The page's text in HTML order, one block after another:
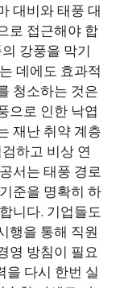
대비와 태풍 대
로 접근해야 합
강풍을 막기
데에도 효과적
청소하는 것은
으로 인한 낙엽
재난 취약 계층
하고 비상 연
서는 태풍 경로
준을 명확히 하
니다. 기업들도
행을 통해 직원
영 방침이 필요
을 다시 한번 실